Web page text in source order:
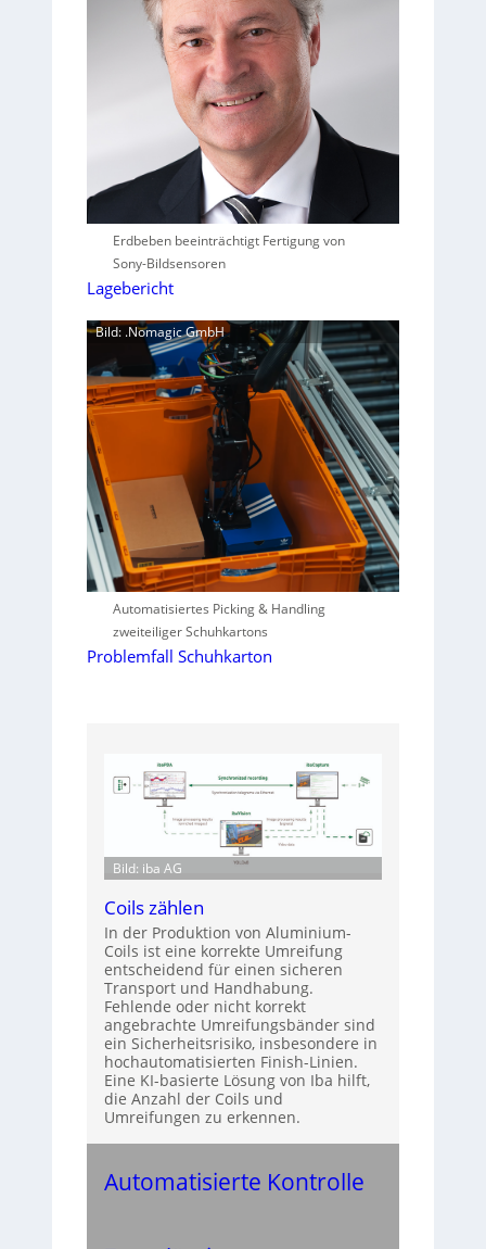
Erdbeben beeinträchtigt Fertigung von
Sony-Bildsensoren
Lagebericht
Bild: .Nomagic GmbH
Automatisiertes Picking & Handling
zweiteiliger Schuhkartons
Problemfall Schuhkarton
Bild: iba AG
Coils zählen
In der Produktion von Aluminium-
Coils ist eine korrekte Umreifung
entscheidend für einen sicheren
Transport und Handhabung.
Fehlende oder nicht korrekt
angebrachte Umreifungsbänder sind
ein Sicherheitsrisiko, insbesondere in
hochautomatisierten Finish-Linien.
Eine KI-basierte Lösung von Iba hilft,
die Anzahl der Coils und
Umreifungen zu erkennen.
Automatisierte Kontrolle